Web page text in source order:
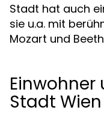
Stadt hat auch
sie u.a. mit
Mozart und
Stadt Wien